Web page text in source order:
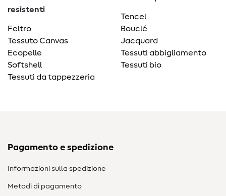
resistenti
Feltro
Tessuto Canvas
Ecopelle
Softshell
Tessuti da tappezzeria
Tencel
Bouclé
Jacquard
Tessuti abbigliamento
Tessuti bio
Pagamento e spedizione
Informazioni sulla spedizione
Metodi di pagamento